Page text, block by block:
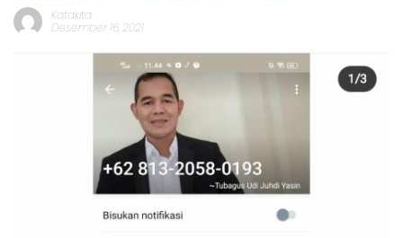
Katakita
Desember 16, 2021